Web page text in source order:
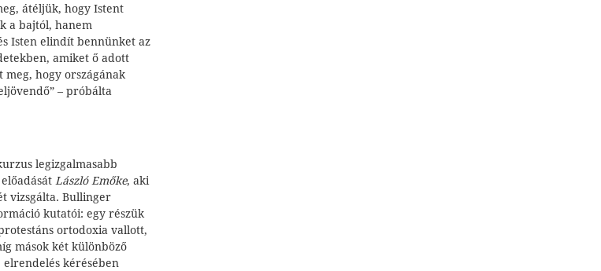
átéljük, hogy Istent
a bajtól, hanem
Isten elindít bennünket az
amiket ő adott
hogy országának
– próbálta
legizgalmasabb
László Emőke, aki
vizsgálta. Bullinger
kutatói: egy részük
ortodoxia vallott,
mások két különböző
elrendelés kérésében